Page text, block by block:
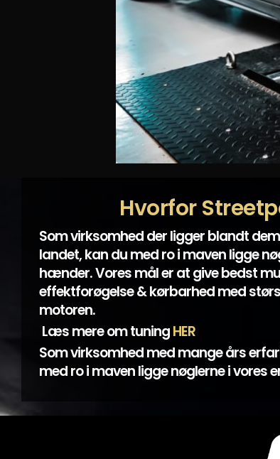
Hvorfor
Som virksomhed der ligger blandt
landet, kan du med ro i maven ligge
hænder. Vores mål er at give bedst
effektforøgelse & kørbarhed med
motoren.
Læs mere om tuningHER
Som virksomhed med mange års
med ro i maven ligge nøglerne i vores